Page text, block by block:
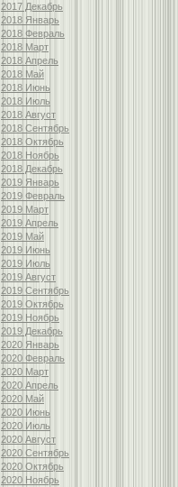
2017 Декабрь
2018 Январь
2018 Февраль
2018 Март
2018 Апрель
2018 Май
2018 Июнь
2018 Июль
2018 Август
2018 Сентябрь
2018 Октябрь
2018 Ноябрь
2018 Декабрь
2019 Январь
2019 Февраль
2019 Март
2019 Апрель
2019 Май
2019 Июнь
2019 Июль
2019 Август
2019 Сентябрь
2019 Октябрь
2019 Ноябрь
2019 Декабрь
2020 Январь
2020 Февраль
2020 Март
2020 Апрель
2020 Май
2020 Июнь
2020 Июль
2020 Август
2020 Сентябрь
2020 Октябрь
2020 Ноябрь